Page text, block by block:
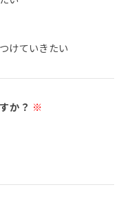
けていきたい
か？ ※